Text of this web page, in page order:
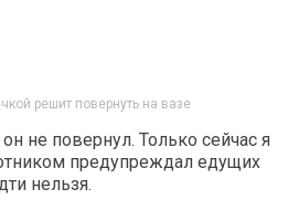
решит повернуть на вазе
не повернул. Только сейчас я
предупреждал едущих
нельзя.